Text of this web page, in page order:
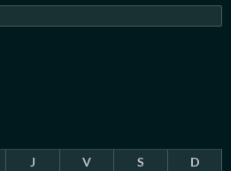
J V S
D